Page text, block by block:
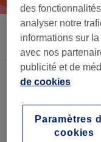
Trier par
Un établissement offrant:
remplissage ongles à
des
analyser notre
informations sur
avec nos
publicité et de
de cookies
Paramètres
cookies